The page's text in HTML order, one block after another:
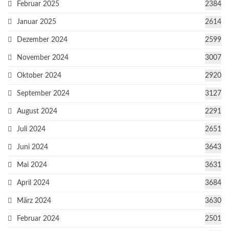
Februar 2025 2384
Januar 2025 2614
Dezember 2024 2599
November 2024 3007
Oktober 2024 2920
September 2024 3127
August 2024 2291
Juli 2024 2651
Juni 2024 3643
Mai 2024 3631
April 2024 3684
März 2024 3630
Februar 2024 2501